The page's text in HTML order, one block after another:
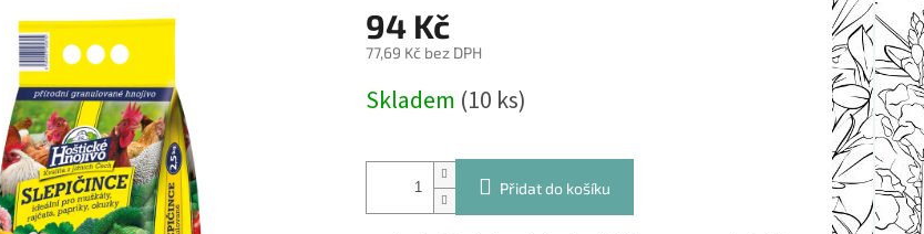
94 Kč
77,69 Kč bez DPH
cena:
Skladem (10 ks)
Přidat do košíku